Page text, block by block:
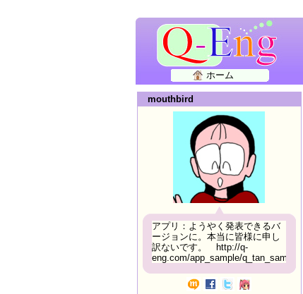
ホーム
mouthbird
アプリ：ようやく発表できるバ
ージョンに。本当に皆様に申し
訳ないです。 http://q-
eng.com/app_sample/